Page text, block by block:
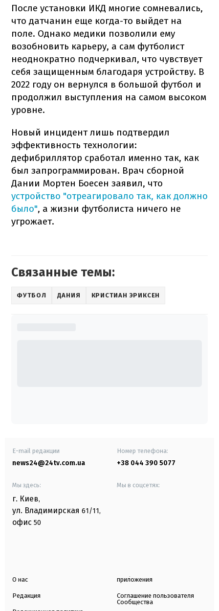
После установки ИКД многие сомневались,
что датчанин еще когда-то выйдет на
поле. Однако медики позволили ему
возобновить карьеру, а сам футболист
неоднократно подчеркивал, что чувствует
себя защищенным благодаря устройству. В
2022 году он вернулся в большой футбол и
продолжил выступления на самом высоком
уровне.
Новый инцидент лишь подтвердил
эффективность технологии:
дефибриллятор сработал именно так, как
был запрограммирован. Врач сборной
Дании Мортен Боесен заявил, что
устройство "отреагировало так, как должно
было", а жизни футболиста ничего не
угрожает.
Связанные темы:
ФУТБОЛ ДАНИЯ КРИСТИАН ЭРИКСЕН
E-mail редакции
news24@24tv.com.ua
Номер телефона:
+38 044 390 5077
Мы здесь:
г. Киев,
ул. Владимирская 61/11,
офис 50
Мы в соцсетях:
О нас
Редакция
приложения
Соглашение пользователя
Сообщества